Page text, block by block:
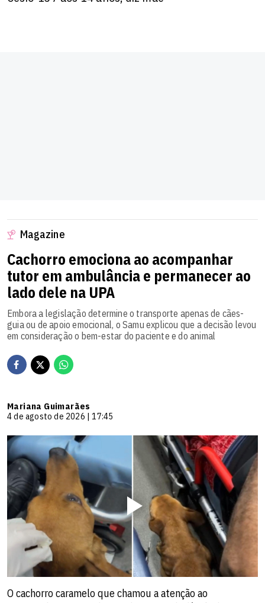
Magazine
Cachorro emociona ao acompanhar
tutor em ambulância e permanecer ao
lado dele na UPA
Embora a legislação determine o transporte apenas de cães-
guia ou de apoio emocional, o Samu explicou que a decisão levou
em consideração o bem-estar do paciente e do animal
Mariana Guimarães
4 de agosto de 2026 | 17:45
O cachorro caramelo que chamou a atenção ao